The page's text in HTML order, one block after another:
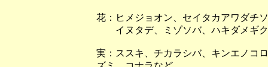
花：ヒメジョオン、セイタカアワダチ
イヌタデ、ミゾソバ、ハキダメギク
実：ススキ、チカラシバ、キンエノコ